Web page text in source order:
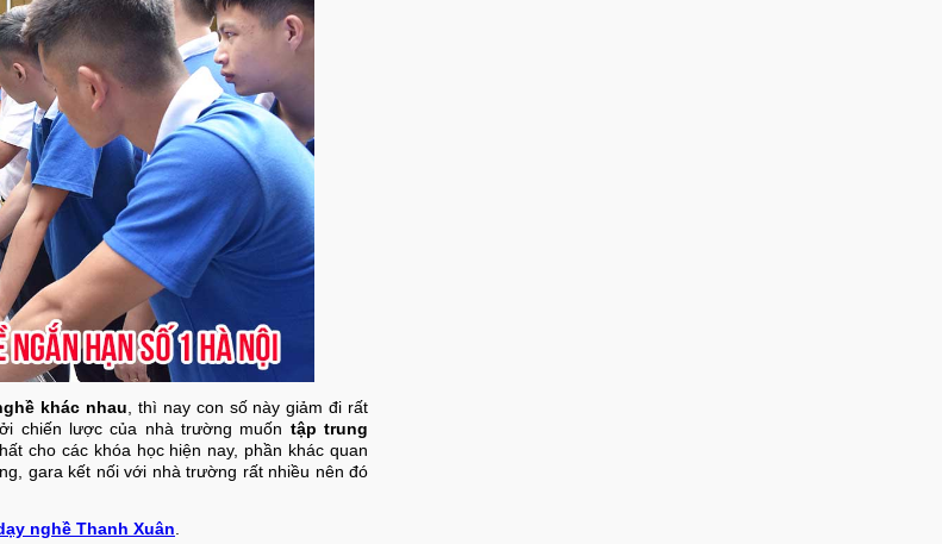
khác nhau , thì nay con số này giảm đi rất
chiến lược của nhà trường muốn tập trung
cho các khóa học hiện nay, phần khác quan
gara kết nối với nhà trường rất nhiều nên đó
nghề Thanh Xuân